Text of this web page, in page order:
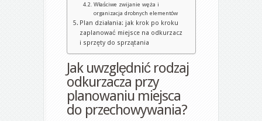
Właściwe zwijanie węża i
organizacja drobnych elementów
Plan działania: jak krok po kroku
zaplanować miejsce na odkurzacz
i sprzęty do sprzątania
Jak uwzględnić rodzaj
odkurzacza przy
planowaniu miejsca
do przechowywania?